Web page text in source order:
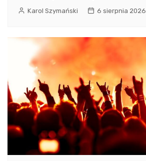
Karol Szymański 6 sierpnia 2026